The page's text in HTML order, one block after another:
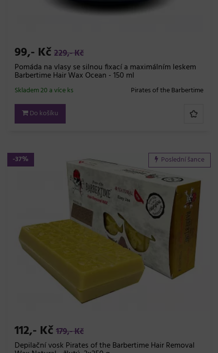
99,- Kč 229,- Kč
Pomáda na vlasy se silnou fixací a maximálním leskem
Barbertime Hair Wax Ocean - 150 ml
Pirates of the Barbertime
Skladem 20 a více ks
Do košíku
-37% Poslední šance
112,- Kč 179,- Kč
Depilační vosk Pirates of the Barbertime Hair Removal